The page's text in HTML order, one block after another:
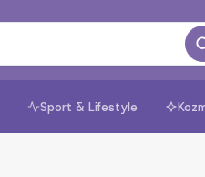
Sport & Lifestyle